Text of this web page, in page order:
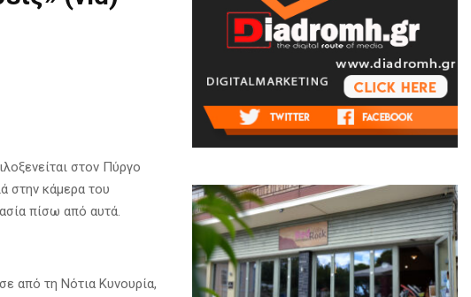
στον Πύργο
στην κάμερα του
πίσω από αυτά.
από τη Νότια Κυνουρία,